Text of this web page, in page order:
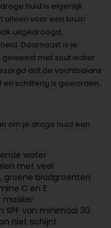
huid is eigenlijk
alleen voor een bruin
uitgedroogd,
Daarnaast is je
met zout water
dat de vochtbalans
schilferig is geworden.
om je droge huid een
water
met veel
groene bladgroenten
C en E
masker
van minimaal 30
niet schijnt